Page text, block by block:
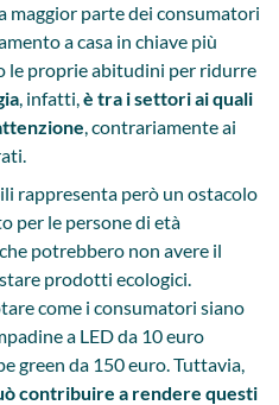
maggior parte dei consumatori
a casa in chiave più
le proprie abitudini per ridurre
, infatti,è tra i settori ai quali
, contrariamente ai
rappresenta però un ostacolo
per le persone di età
potrebbero non avere il
prodotti ecologici.
come i consumatori siano
a LED da 10 euro
green da 150 euro. Tuttavia,
contribuire a rendere questi